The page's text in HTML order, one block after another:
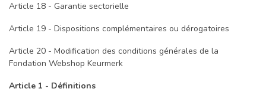
Article 18 - Garantie sectorielle
Article 19 - Dispositions complémentaires ou dérogatoires
Article 20 - Modification des conditions générales de la
Fondation Webshop Keurmerk
Article 1 - Définitions